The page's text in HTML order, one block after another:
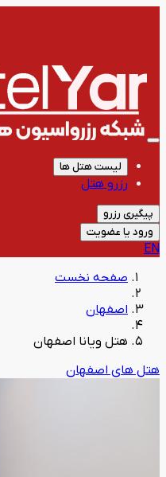
لیست هتل ها
رزرو هتل
پیگیری رزرو
ورود یا عضویت
EN
صفحه نخست
اصفهان
هتل ویانا اصفهان
هتل های اصفهان